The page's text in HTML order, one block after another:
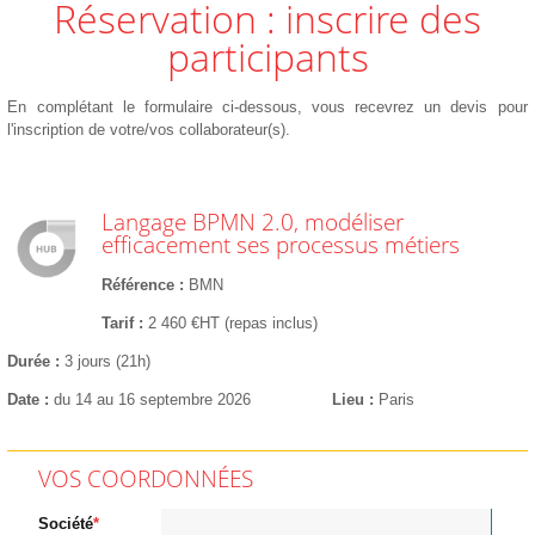
Réservation : inscrire des
participants
En complétant le formulaire ci-dessous, vous recevrez un devis pour
l'inscription de votre/vos collaborateur(s).
Langage BPMN 2.0, modéliser
efficacement ses processus métiers
Référence BMN
Tarif 2 460 €HT (repas inclus)
Durée 3 jours (21h)
Date du 14 au 16 septembre 2026 Lieu Paris
VOS COORDONNÉES
Société